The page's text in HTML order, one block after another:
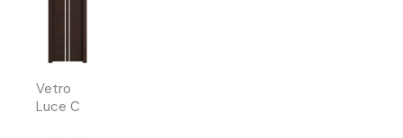
Vetro
Luce C